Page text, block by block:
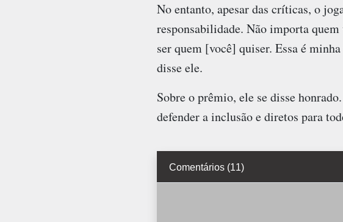
No entanto, apesar das críticas, o
responsabilidade. Não importa quem
ser quem [você] quiser. Essa é
disse ele.
Sobre o prêmio, ele se disse
defender a inclusão e diretos para
Comentários (11)